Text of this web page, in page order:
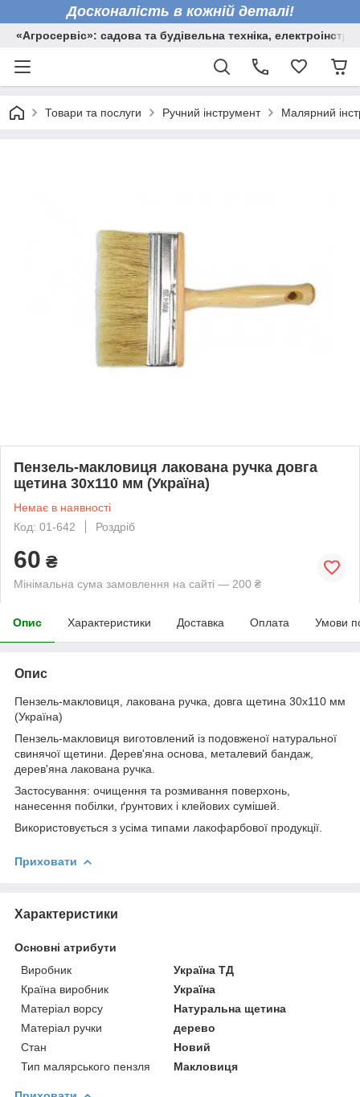
Досконалість в кожній деталі!
«Агросервіс»: садова та будівельна техніка,
Товари та послуги Ручний інструмент Малярний
Пензель-макловиця лакована ручка довга
щетина 30х110 мм (Україна)
Немає в наявності
Код: 01-642
Роздріб
60 ₴
Мінімальна сума замовлення на сайті — 200 ₴
Опис Характеристики Доставка Оплата Умови
Опис
Пензель-макловиця, лакована ручка, довга щетина 30х110 мм
(Україна)
Пензель-макловиця виготовлений із подовженої натуральної
свинячої щетини. Дерев'яна основа, металевий бандаж,
дерев'яна лакована ручка.
Застосування: очищення та розмивання поверхонь,
нанесення побілки, ґрунтових і клейових сумішей.
Використовується з усіма типами лакофарбової продукції.
Приховати
Характеристики
Основні атрибути
Виробник
Україна ТД
Країна виробник
Україна
Матеріал ворсу
Натуральна щетина
Матеріал ручки
дерево
Стан
Новий
Тип малярського пензля
Макловиця